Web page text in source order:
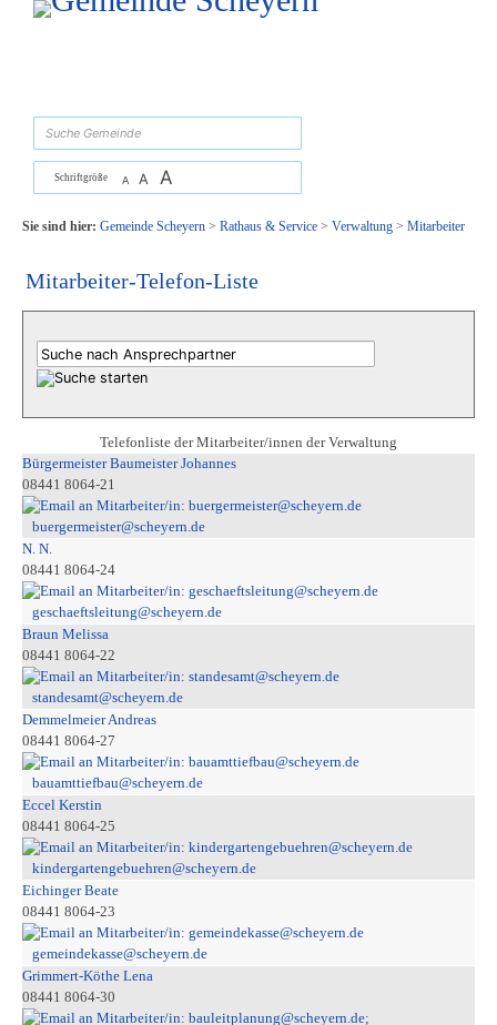
Zum Inhalt, zur Navigationoder zur Startseite springen.
Schriftgröße A A A
Sie sind hier: Gemeinde Scheyern> Rathaus & Service> Verwaltung> Mitarbeiter
Mitarbeiter-Telefon-Liste
Telefonliste der Mitarbeiter/innen der Verwaltung
Bürgermeister Baumeister Johannes
08441 8064-21
buergermeister@scheyern.de
N. N.
08441 8064-24
geschaeftsleitung@scheyern.de
Braun Melissa
08441 8064-22
standesamt@scheyern.de
Demmelmeier Andreas
08441 8064-27
bauamttiefbau@scheyern.de
Eccel Kerstin
08441 8064-25
kindergartengebuehren@scheyern.de
Eichinger Beate
08441 8064-23
gemeindekasse@scheyern.de
Grimmert-Köthe Lena
08441 8064-30